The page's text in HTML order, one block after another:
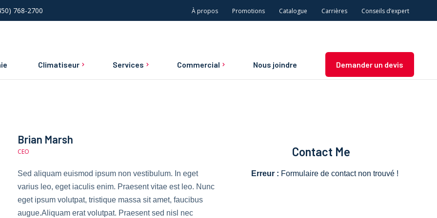
768-2700 À propos Promotions Catalogue Carrières Conseils d’expert
Climatiseur Services Commercial Nous joindre Demander un devis
Brian Marsh
CEO
Sed aliquam euismod ipsum non vestibulum. In eget
varius leo, eget iaculis enim. Praesent vitae est leo. Nunc
eget ipsum volutpat, tristique massa sit amet, faucibus
augue.Aliquam erat volutpat. Praesent sed nisl nec
Contact Me
Erreur : Formulaire de contact non trouvé !